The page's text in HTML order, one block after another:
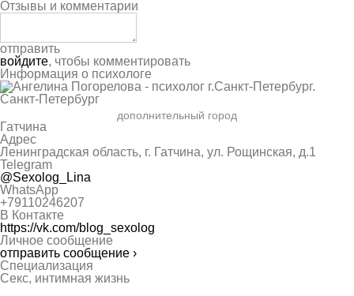
Отзывы и комментарии
отправить
войдите, чтобы комментировать
Информация о психологе
Санкт-Петербург
дополнительный город
Гатчина
Адрес
Ленинградская область, г. Гатчина, ул. Рощинская, д.1
Telegram
@Sexolog_Lina
WhatsApp
+79110246207
В Контакте
https://vk.com/blog_sexolog
Личное сообщение
отправить сообщение ›
Специализация
Секс, интимная жизнь